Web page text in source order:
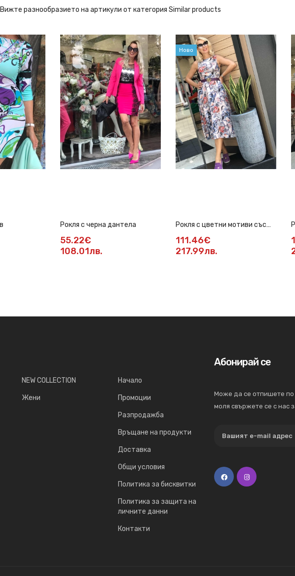
Вижте разнообразието на артикули от категория Similar products
Рокля с черна дантела
55.22€
108.01лв.
Ново
Рокля с цветни мотиви със
солей пола
111.46€
217.99лв.
NEW COLLECTION
Жени
Начало
Промоции
Разпродажба
Връщане на продукти
Доставка
Общи условия
Политика за бисквитки
Политика за защита на
личните данни
Контакти
Абонирай се
Може да се отпишете по
моля свържете се с нас